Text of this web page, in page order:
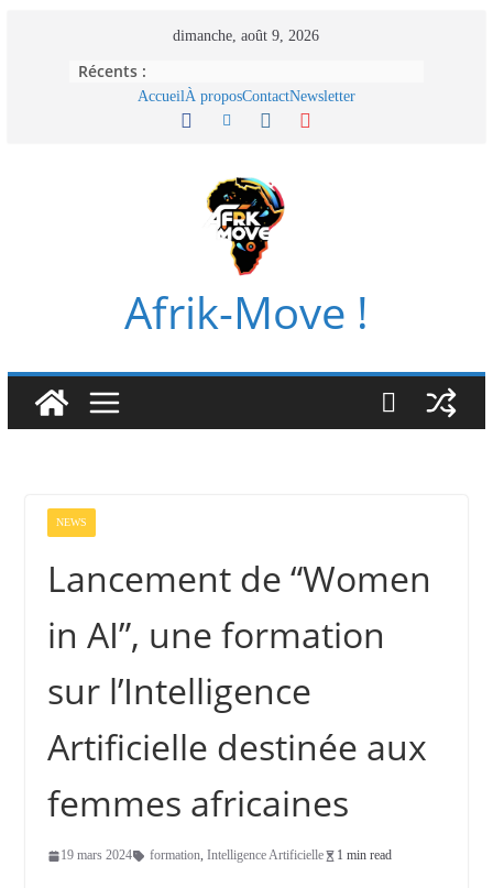
dimanche, août 9, 2026
Récents :
AccueilÀ proposContactNewsletter
Afrik-Move !
NEWS
Lancement de “Women
in AI”, une formation
sur l’Intelligence
Artificielle destinée aux
femmes africaines
19 mars 2024 formation, Intelligence Artificielle 1 min read